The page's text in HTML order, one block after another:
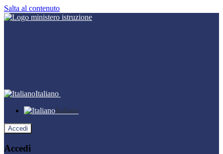
Salta al contenuto
Italiano
Italiano
Accedi
Accedi